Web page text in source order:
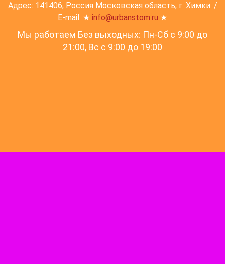
Адрес: 141406, Россия Московская область, г. Химки. /
E-mail: ★ info@urbanstom.ru ★
Мы работаем Без выходных: Пн-Сб с 9:00 до
21:00, Вс c 9:00 до 19:00